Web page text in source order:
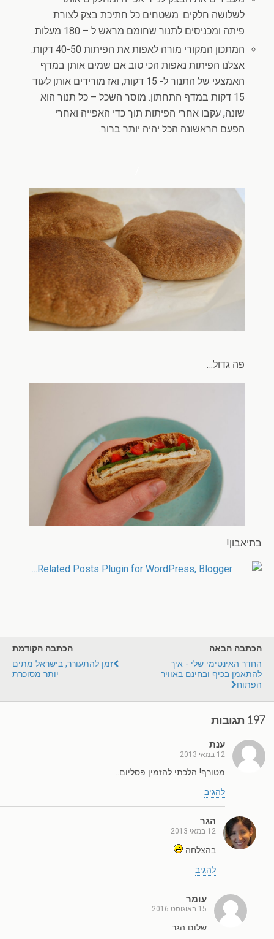
לשלושה חלקים. משטחים כל חתיכת בצק לצורת
פיתה ומכניסים לתנור שחומם מראש ל – 180 מעלות.
המתכון המקורי מורה לאפות את הפיתות 40-50 דקות.
אצלנו הפיתות נאפות הכי טוב אם שמים אותן במדף
האמצעי של התנור ל- 15 דקות, ואז מורידים אותן לעוד
15 דקות במדף התחתון. מוסר השכל – כל תנור הוא
שונה, עקבו אחרי הפיתות תוך כדי האפייה ואחרי
הפעם הראשונה הכל יהיה יותר ברור.
פה גדול…
בתיאבון!
הכתבה הקודמת
זמן להתעורר, בישראל מתים
יותר מסוכרת
הכתבה הבאה
החדר האינטימי שלי - איך
להתאמן בכיף ובחינם באוויר
הפתוח
197 תגובות
ענת
12 במאי 2013
מטורף! הלכתי להזמין פסליום..
להגיב
הגר
12 במאי 2013
בהצלחה
להגיב
עומר
15 באוגוסט 2016
שלום הגר